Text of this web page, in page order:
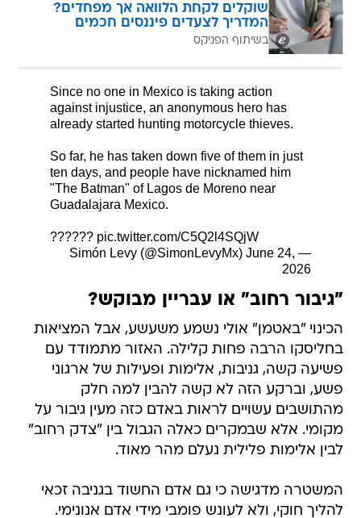
שוקלים לקחת הלוואה אך מפחדים?
המדריך לצעדים פיננסים חכמים
בשיתוף הפניקס
Since no one in Mexico is taking action
against injustice, an anonymous hero has
already started hunting motorcycle thieves.
So far, he has taken down five of them in just
ten days, and people have nicknamed him
"The Batman" of Lagos de Moreno near
Guadalajara Mexico.
?‍??‍??‍? pic.twitter.com/C5Q2l4SQjW
— Simón Levy (@SimonLevyMx)
June 24,
2026
"גיבור רחוב" או עבריין מבוקש?
הכינוי "באטמן" אולי נשמע משעשע, אבל המציאות
בחליסקו הרבה פחות קלילה. האזור מתמודד עם
פשיעה קשה, גניבות, אלימות ופעילות של ארגוני
פשע, וברקע הזה לא קשה להבין למה חלק
מהתושבים עשויים לראות באדם כזה מעין גיבור על
מקומי. אלא שבמקרים כאלה הגבול בין "צדק רחוב"
לבין אלימות פלילית נעלם מהר מאוד.
המשטרה מדגישה כי גם אדם החשוד בגניבה זכאי
להליך חוקי, ולא לעונש פומבי מידי אדם אנונימי.